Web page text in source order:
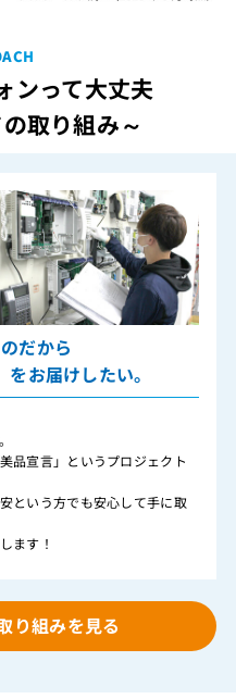
ンって大丈夫
取り組み～
だから
をお届けしたい。
品宣言」というプロジェクト
という方でも安心して手に取
ます！
り組みを見る